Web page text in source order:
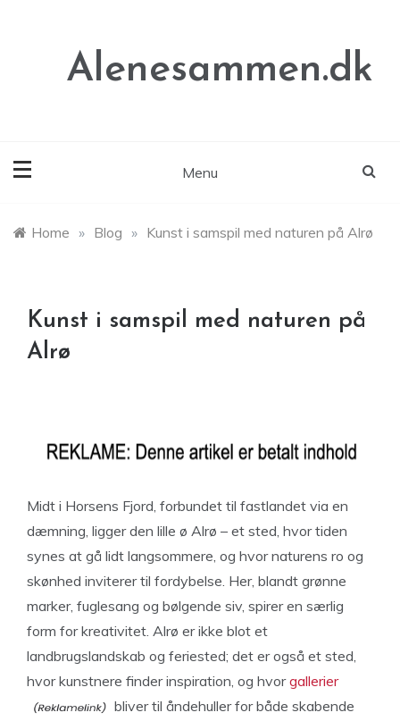
Alenesammen.dk
Menu
Home » Blog » Kunst i samspil med naturen på Alrø
Kunst i samspil med naturen på
Alrø
Midt i Horsens Fjord, forbundet til fastlandet via en
dæmning, ligger den lille ø Alrø – et sted, hvor tiden
synes at gå lidt langsommere, og hvor naturens ro og
skønhed inviterer til fordybelse. Her, blandt grønne
marker, fuglesang og bølgende siv, spirer en særlig
form for kreativitet. Alrø er ikke blot et
landbrugslandskab og feriested; det er også et sted,
hvor kunstnere finder inspiration, og hvorgallerier
bliver til åndehuller for både skabende